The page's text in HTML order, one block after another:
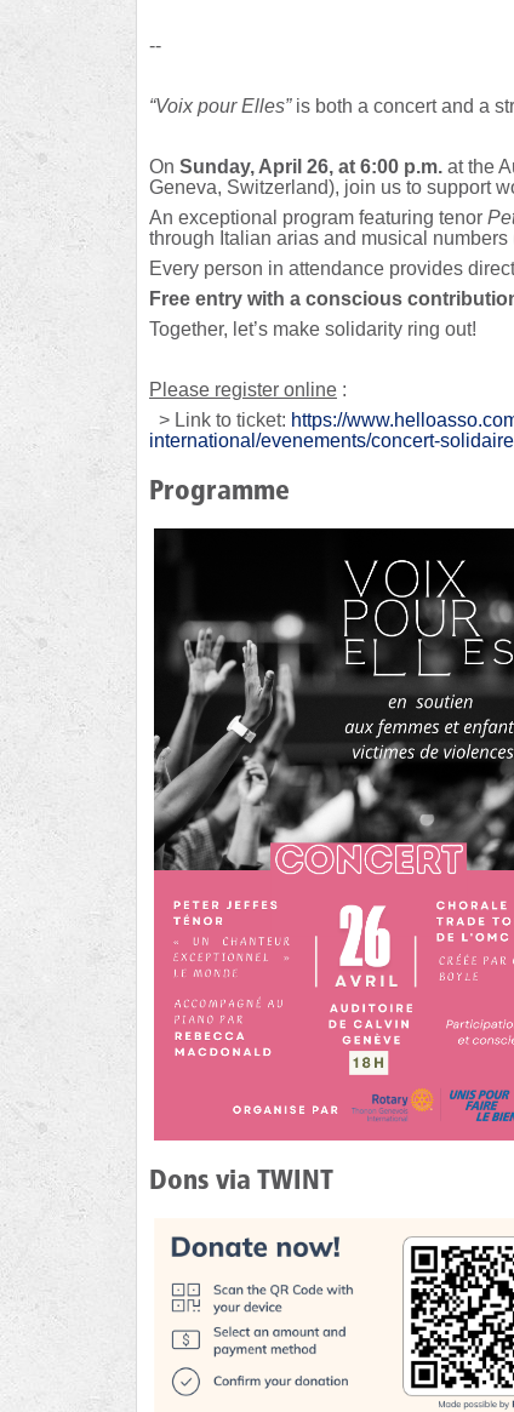
--
“Voix pour Elles”is both a concert and a
On Sunday, April 26, at 6:00 p.m. at the
Geneva, Switzerland), join us to support
An exceptional program featuring tenor
through Italian arias and musical numbers
Every person in attendance provides
Free entry with a conscious
Together, let’s make solidarity ring out!
Please register online :
> Link to ticket: https://
international/evenements/concert-
Programme
Dons via TWINT